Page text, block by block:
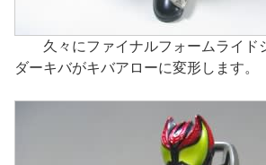
久々にファイナルフォームライド
ダーキバがキバアローに変形します。